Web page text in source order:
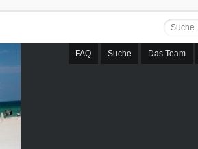
FAQ Suche Das Team